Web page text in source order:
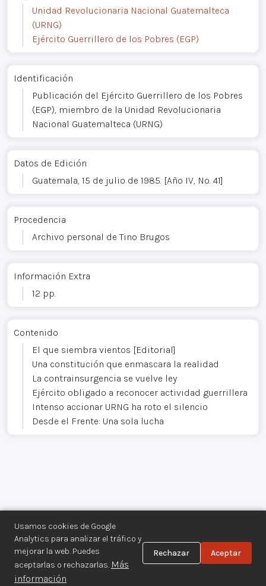
Usamos cookies de Google
Analytics para analizar el tráfico y
mejorar la web. Puedes
aceptarlas o rechazarlas. Más
información
Rechazar Aceptar
Unidad Revolucionaria Nacional Guatemalteca
(URNG)
Ejército Guerrillero de los Pobres (EGP)
Identificación
Publicación del Ejército Guerrillero de los Pobres
(EGP), miembro de la Unidad Revolucionaria
Nacional Guatemalteca (URNG)
Datos de Edición
Guatemala, 15 de julio de 1985. [Año IV, No. 41]
Procedencia
Archivo personal de Tino Brugos
Información Extra
12 pp.
Contenido
El que siembra vientos [Editorial]
Una constitución que enmascara la realidad
La contrainsurgencia se vuelve ley
Ejército obligado a reconocer actividad guerrillera
Intenso accionar URNG ha roto el silencio
Desde el Frente: Una sola lucha
Centro de Documentación de los
Movimientos Armados©
Aviso legal·Privacidad